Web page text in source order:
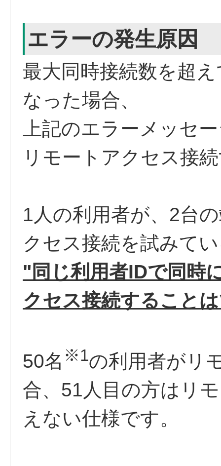
エラーの発生原因
最大同時接続数を超
なった場合、
上記のエラーメッセ
リモートアクセス接
1人の利用者が、2台
クセス接続を試みて
"同じ利用者IDで同時
クセス接続すること
50名 ※1の利用者がリ
合、51人目の方はリ
えない仕様です。